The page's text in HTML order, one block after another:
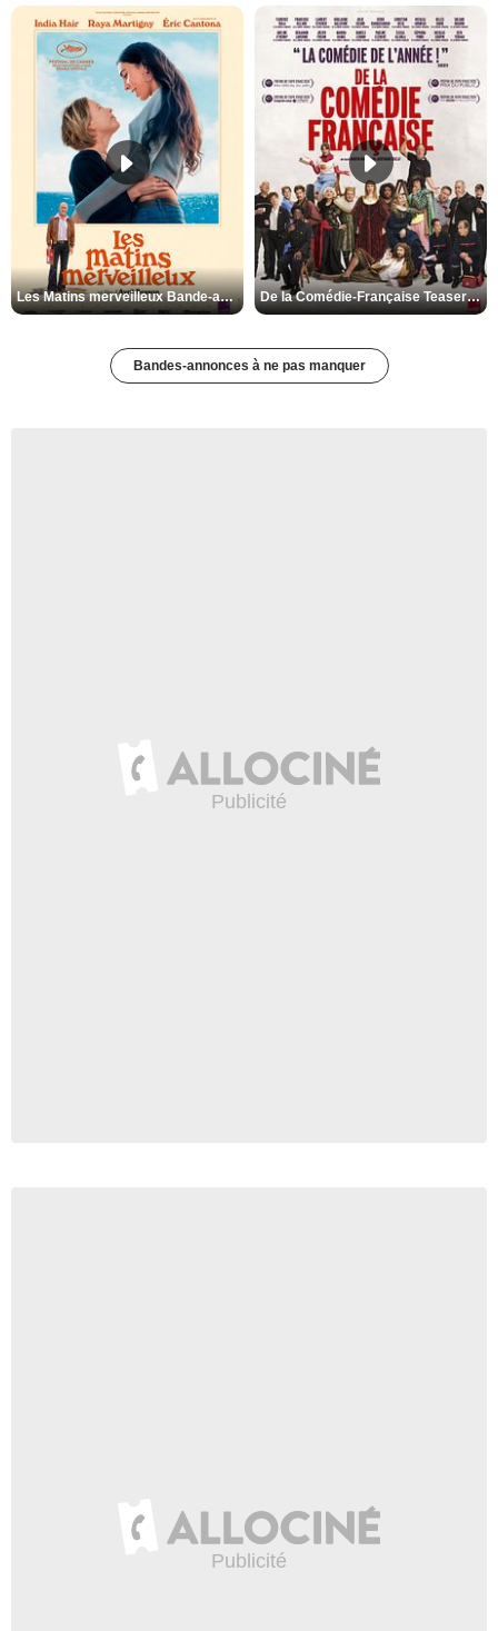
Les Matins merveilleux Bande-annonce VF De la Comédie-Française Teaser VF
Bandes-annonces à ne pas manquer